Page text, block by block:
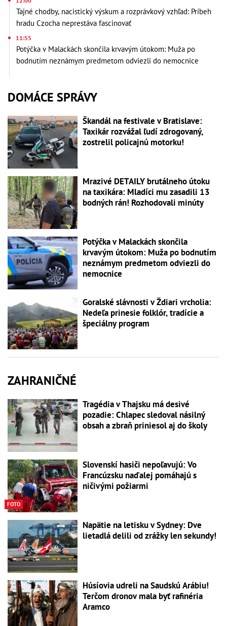
Tajné chodby, nacistický výskum a rozprávkový vzhľad: Príbeh
hradu Czocha neprestáva fascinovať
11:55
Potýčka v Malackách skončila krvavým útokom: Muža po
bodnutím neznámym predmetom odviezli do nemocnice
DOMÁCE SPRÁVY
Škandál na festivale v Bratislave:
Taxikár rozvážal ľudí zdrogovaný,
zostrelil policajnú motorku!
Mrazivé DETAILY brutálneho útoku
na taxikára: Mladíci mu zasadili 13
bodných rán! Rozhodovali minúty
Potýčka v Malackách skončila
krvavým útokom: Muža po bodnutím
neznámym predmetom odviezli do
nemocnice
Goralské slávnosti v Ždiari vrcholia:
Nedeľa prinesie folklór, tradície a
špeciálny program
ZAHRANIČNÉ
Tragédia v Thajsku má desivé
pozadie: Chlapec sledoval násilný
obsah a zbraň priniesol aj do školy
FOTO
Slovenskí hasiči nepoľavujú: Vo
Francúzsku naďalej pomáhajú s
ničivými požiarmi
Napätie na letisku v Sydney: Dve
lietadlá delili od zrážky len sekundy!
Húsíovia udreli na Saudskú Arábiu!
Terčom dronov mala byť rafinéria
Aramco